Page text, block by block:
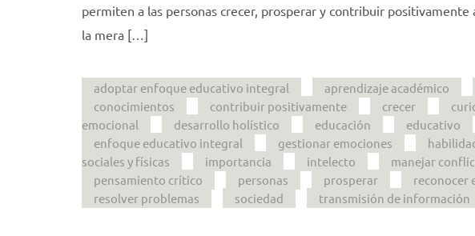
permiten a las personas crecer, prosperar y contribuir
la mera […]
adoptar enfoque educativo integral aprendizaje académico
conocimientos
contribuir positivamente crecer
emocional
desarrollo holístico educación educativo
enfoque educativo integral
gestionar emociones
sociales y físicas
importancia intelecto manejar
pensamiento crítico
personas prosperar reconocer
resolver problemas
sociedad transmisión de información